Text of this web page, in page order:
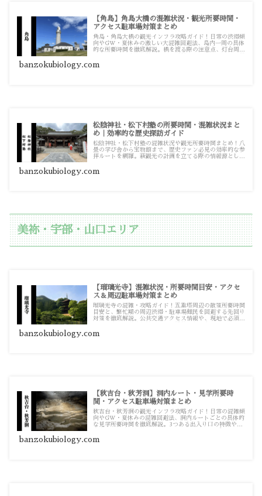
【角島】角島大橋の混雑状況・観光所要時間・
アクセス駐車場対策まとめ
角島・角島大橋の観光インフラ攻略ガイド！日常の渋滞傾
向やGW・夏休みの激しい大混雑回避法、島内一周の具体
的な所要時間を徹底解説。橋を渡る際の注意点、灯台周辺
立つ詳細記事をまとめています。
banzokubiology.com
松陰神社・松下村塾の所要時間・混雑状況まと
め｜効率的な歴史探訪ガイド
松陰神社・松下村塾の混雑状況や観光所要時間まとめ！八
畳の学び舎から宝物館まで、歴史ファン必見の効率的な参
拝ルートを網羅。萩観光の計画を立てる際の情報源として
banzokubiology.com
美祢・宇部・山口エリア
【瑠璃光寺】混雑状況・所要時間目安・アクセ
ス＆周辺駐車場対策まとめ
瑠璃光寺の混雑・攻略ガイド！五重塔周辺の散策所要時間
目安と、繁忙期の周辺渋滞・駐車場難民を回避する先回り
対策を徹底解説。公共交通アクセス情報や、現地で必須と
す。
banzokubiology.com
【秋吉台・秋芳洞】洞内ルート・見学所要時
間・アクセス駐車場対策まとめ
秋吉台・秋芳洞の観光インフラ攻略ガイド！日常の混雑傾
向やGW・夏休みの混雑回避法、洞内ルートごとの具体的
な見学所要時間を徹底解説。3つある出入り口の特徴やお
役立つ詳細記事をまとめています。
banzokubiology.com